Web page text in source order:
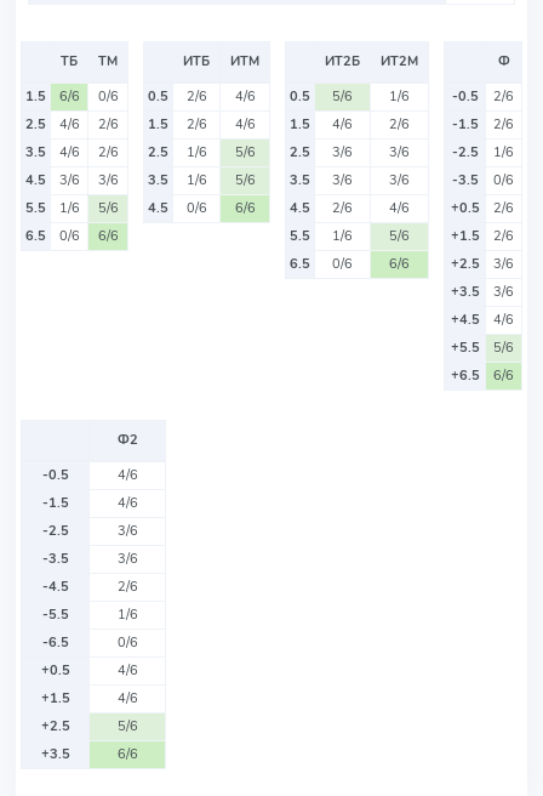
ТБ
ТМ
1.5
6/6
0/6
2.5
4/6
2/6
3.5
4/6
2/6
4.5
3/6
3/6
5.5
1/6
5/6
6.5
0/6 6/6
ИТБ
ИТМ
0.5
2/6
4/6
1.5
2/6
4/6
2.5
1/6
5/6
3.5
1/6
5/6
4.5
0/6 6/6
ИТ2Б
ИТ2М
0.5
5/6
1/6
1.5
4/6
2/6
2.5
3/6
3/6
3.5
3/6
3/6
4.5
2/6
4/6
5.5
1/6
5/6
6.5
0/6 6/6
Ф
-0.5
2/6
-1.5
2/6
-2.5
1/6
-3.5
0/6
+0.5
2/6
+1.5
2/6
+2.5
3/6
+3.5
3/6
+4.5
4/6
+5.5
5/6
+6.5
6/6
Ф2
-0.5
4/6
-1.5
4/6
-2.5
3/6
-3.5
3/6
-4.5
2/6
-5.5
1/6
-6.5
0/6
+0.5
4/6
+1.5
4/6
+2.5
5/6
+3.5
6/6